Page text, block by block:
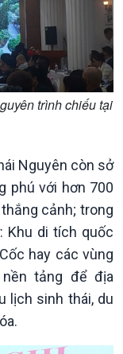
tế
kiện quốc tế
& Việt Nam
trình chiếu tại
Nguyên còn sở
phú với hơn 700
cảnh; trong
Khu di tích quốc
hay các vùng
tảng để địa
lịch sinh thái, du